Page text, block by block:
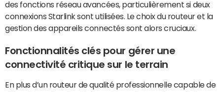
des fonctions réseau avancées, particulièrement si deux
connexions Starlink sont utilisées. Le choix du routeur et la
gestion des appareils connectés sont alors cruciaux.
Fonctionnalités clés pour gérer une
connectivité critique sur le terrain
En plus d’un routeur de qualité professionnelle capable de